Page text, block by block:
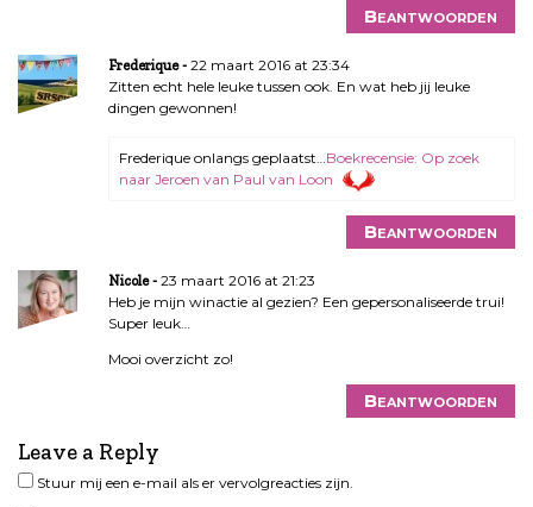
Beantwoorden
Frederique
22 maart 2016 at 23:34
Zitten echt hele leuke tussen ook. En wat heb jij leuke
dingen gewonnen!
Frederique onlangs geplaatst… Boekrecensie: Op zoek
naar Jeroen van Paul van Loon
Beantwoorden
Nicole
23 maart 2016 at 21:23
Heb je mijn winactie al gezien? Een gepersonaliseerde trui!
Super leuk…
Mooi overzicht zo!
Beantwoorden
Leave a Reply
Stuur mij een e-mail als er vervolgreacties zijn.